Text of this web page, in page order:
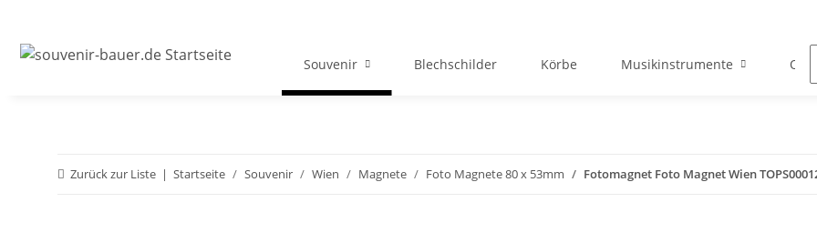
Souvenir Blechschilder Körbe Musikinstrumente
Zurück zur Liste Startseite Souvenir Wien Magnete Foto Magnete 80 x 53mm Fotomagnet Foto Magnet Wien